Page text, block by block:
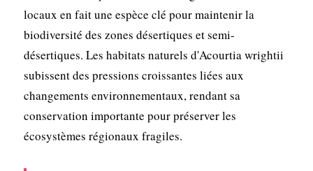
locaux en fait une espèce clé pour maintenir la
biodiversité des zones désertiques et semi-
désertiques. Les habitats naturels d'Acourtia wrightii
subissent des pressions croissantes liées aux
changements environnementaux, rendant sa
conservation importante pour préserver les
écosystèmes régionaux fragiles.